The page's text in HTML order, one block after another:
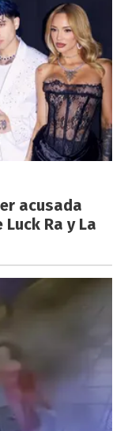
acusada
Ra y La